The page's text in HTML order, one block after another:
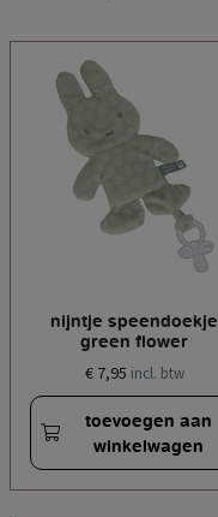
nijntje speendoekje
green flower
€ 7,95 incl. btw
toevoegen aan
winkelwagen